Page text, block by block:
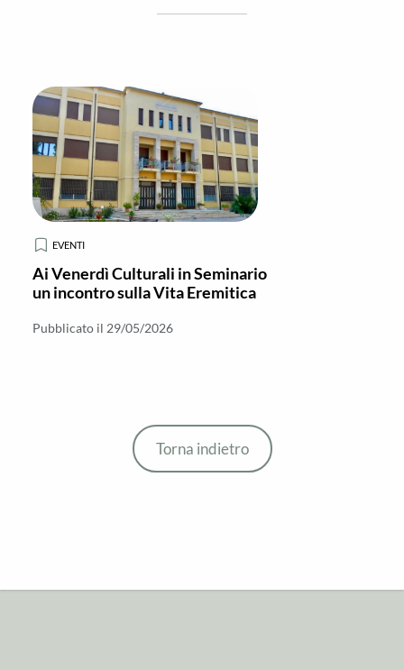
EVENTI
Ai Venerdì Culturali in Seminario
un incontro sulla Vita Eremitica
Pubblicato il 29/05/2026
Torna indietro